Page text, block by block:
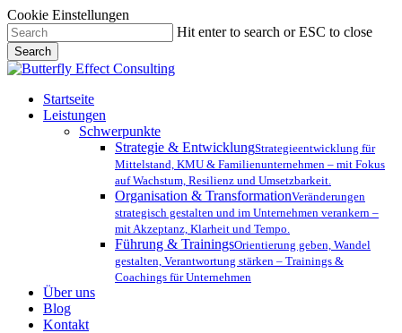
Cookie Einstellungen
Skip
to
main
content
Hit enter to search or ESC to close
Search
Close
Menu
Startseite
Leistungen
Schwerpunkte
Strategie & EntwicklungStrategieentwicklung für
Mittelstand, KMU & Familienunternehmen – mit Fokus
auf Wachstum, Resilienz und Umsetzbarkeit.
Organisation & TransformationVeränderungen
strategisch gestalten und im Unternehmen verankern –
mit Akzeptanz, Klarheit und Tempo.
Führung & TrainingsOrientierung geben, Wandel
gestalten, Verantwortung stärken – Trainings &
Coachings für Unternehmen
Über uns
Blog
Kontakt